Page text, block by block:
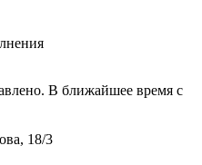
В ближайшее время с
18/3